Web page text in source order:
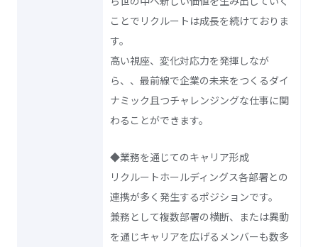
ことでリクルートは成長を続けておりま
す。
高い視座、変化対応力を発揮しなが
ら、、最前線で企業の未来をつくるダイ
ナミック且つチャレンジングな仕事に関
わることができます。
◆業務を通じてのキャリア形成
リクルートホールディングス各部署との
連携が多く発生するポジションです。
兼務として複数部署の横断、または異動
を通じキャリアを広げるメンバーも数多